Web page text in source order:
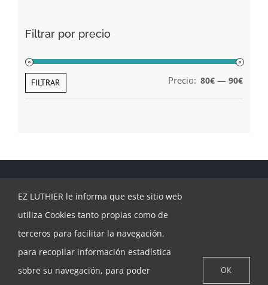
Filtrar por precio
Precio
Precio
FILTRAR Precio: 80€ —90€
EZ LUTHIER le informa que este sitio web
utiliza Cookies tanto propias como de
terceros para facilitar la navegación,
para recopilar información estadística
sobre su navegación, para poder
OK